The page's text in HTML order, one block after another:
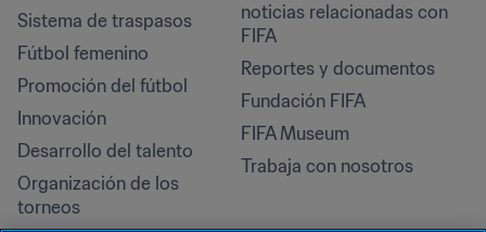
Sistema de traspasos
Fútbol femenino
Promoción del fútbol
Innovación
Desarrollo del talento
Organización de los
torneos
noticias relacionadas con
FIFA
Reportes y documentos
Fundación FIFA
FIFA Museum
Trabaja con nosotros